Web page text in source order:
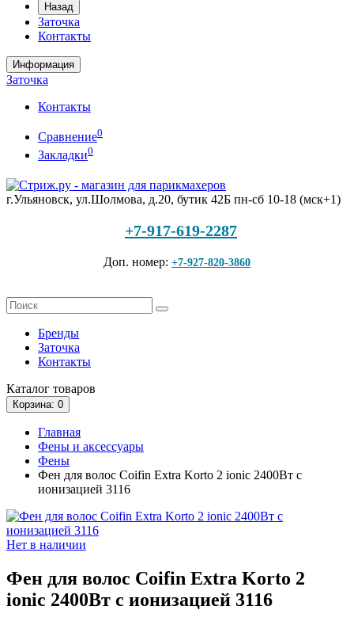
Назад
Заточка
Контакты
Информация
Заточка
Контакты
Сравнение0
Закладки0
г.Ульяновск, ул.Шолмова, д.20, бутик 42Б пн-сб 10-18 (мск+1)
+7-917-619-2287
Доп. номер: +7-927-820-3860
Бренды
Заточка
Контакты
Каталог товаров
Корзина: 0
Главная
Фены и аксессуары
Фены
Фен для волос Coifin Extra Korto 2 ionic 2400Вт с
ионизацией 3116
Нет в наличии
Фен для волос Coifin Extra Korto 2
ionic 2400Вт с ионизацией 3116